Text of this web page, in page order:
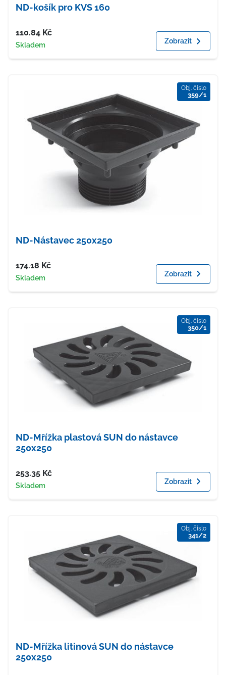
ND-košík pro KVS 160
Cena
110.84 Kč
Dostupnost
Skladem Zobrazit
Obj. číslo
359/1
ND-Nástavec 250x250
Cena
174.18 Kč
Dostupnost
Skladem Zobrazit
Obj. číslo
350/1
ND-Mřížka plastová SUN do nástavce
250x250
Cena
253.35 Kč
Dostupnost
Skladem Zobrazit
Obj. číslo
341/2
ND-Mřížka litinová SUN do nástavce
250x250